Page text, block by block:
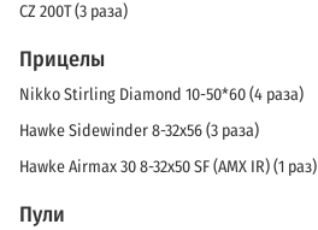
CZ 200T (3 раза)
Прицелы
Nikko Stirling Diamond 10-50*60 (4 раза)
Hawke Sidewinder 8-32x56 (3 раза)
Hawke Airmax 30 8-32x50 SF (AMX IR) (1 раз)
Пули